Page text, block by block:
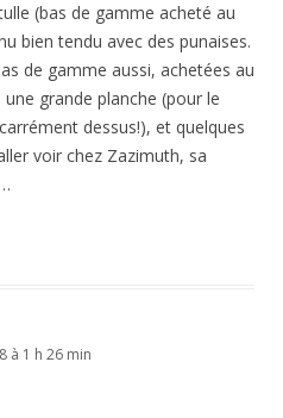
(bas de gamme acheté au
bien tendu avec des punaises.
de gamme aussi, achetées au
grande planche (pour le
dessus!), et quelques
voir chez Zazimuth, sa
à 1 h 26 min